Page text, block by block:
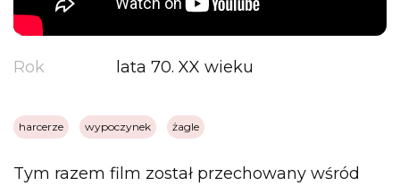
Rok lata 70. XX wieku
harcerze wypoczynek żagle
Tym razem film został przechowany wśród